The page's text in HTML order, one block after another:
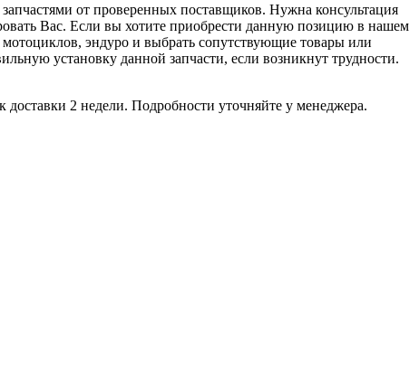
от проверенных поставщиков. Нужна консультация
Вас. Если вы хотите приобрести данную позицию в нашем
эндуро и выбрать сопутствующие товары или
установку данной запчасти, если возникнут трудности.
2 недели. Подробности уточняйте у менеджера.